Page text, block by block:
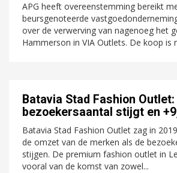
APG heeft overeenstemming bereikt
beursgenoteerde
over de verwerving van nagenoeg het
Hammerson in VIA Outlets. De koop is
Batavia Stad Fashion Outlet:
bezoekersaantal stijgt en
Batavia Stad Fashion Outlet zag in
de omzet van de merken als de
stijgen. De premium fashion outlet in
vooral van de komst van zowel...